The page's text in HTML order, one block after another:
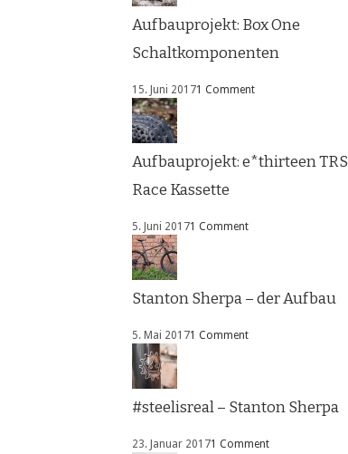
Aufbauprojekt: Box One
Schaltkomponenten
15. Juni 20171 Comment
Aufbauprojekt: e*thirteen TRS
Race Kassette
5. Juni 20171 Comment
Stanton Sherpa – der Aufbau
5. Mai 20171 Comment
#steelisreal – Stanton Sherpa
23. Januar 20171 Comment